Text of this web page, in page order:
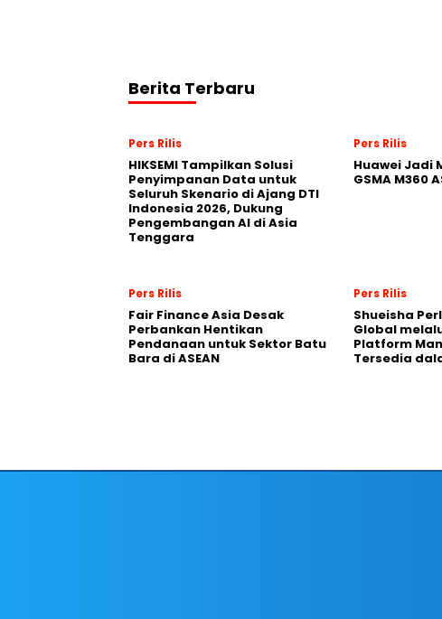
Berita Terbaru
Pers Rilis
HIKSEMI Tampilkan Solusi
Penyimpanan Data untuk
Seluruh Skenario di Ajang DTI
Indonesia 2026, Dukung
Pengembangan AI di Asia
Tenggara
Pers Rilis
Huawei Jadi
GSMA M360
Pers Rilis
Fair Finance Asia Desak
Perbankan Hentikan
Pendanaan untuk Sektor Batu
Bara di ASEAN
Pers Rilis
Shueisha
Global
Platform
Tersedia